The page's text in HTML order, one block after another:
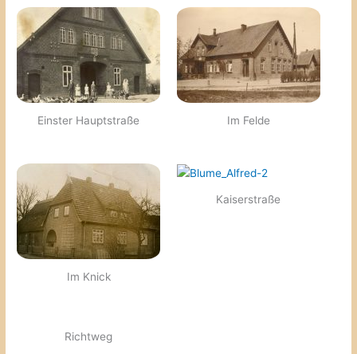
Einster Hauptstraße Im Felde
Im Knick
Kaiserstraße
Richtweg